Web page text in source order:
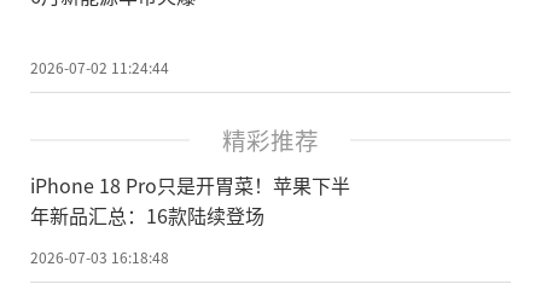
2026-07-02 11:24:44
精彩推荐
iPhone 18 Pro只是开胃菜！苹果下半
年新品汇总：16款陆续登场
2026-07-03 16:18:48